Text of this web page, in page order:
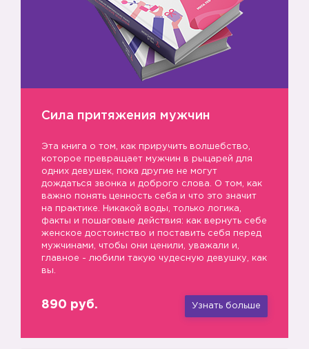
Сила притяжения мужчин
Эта книга о том, как приручить волшебство,
которое превращает мужчин в рыцарей для
одних девушек, пока другие не могут
дождаться звонка и доброго слова. О том, как
важно понять ценность себя и что это значит
на практике. Никакой воды, только логика,
факты и пошаговые действия: как вернуть себе
женское достоинство и поставить себя перед
мужчинами, чтобы они ценили, уважали и,
главное - любили такую чудесную девушку, как
вы.
890 руб. Узнать больше